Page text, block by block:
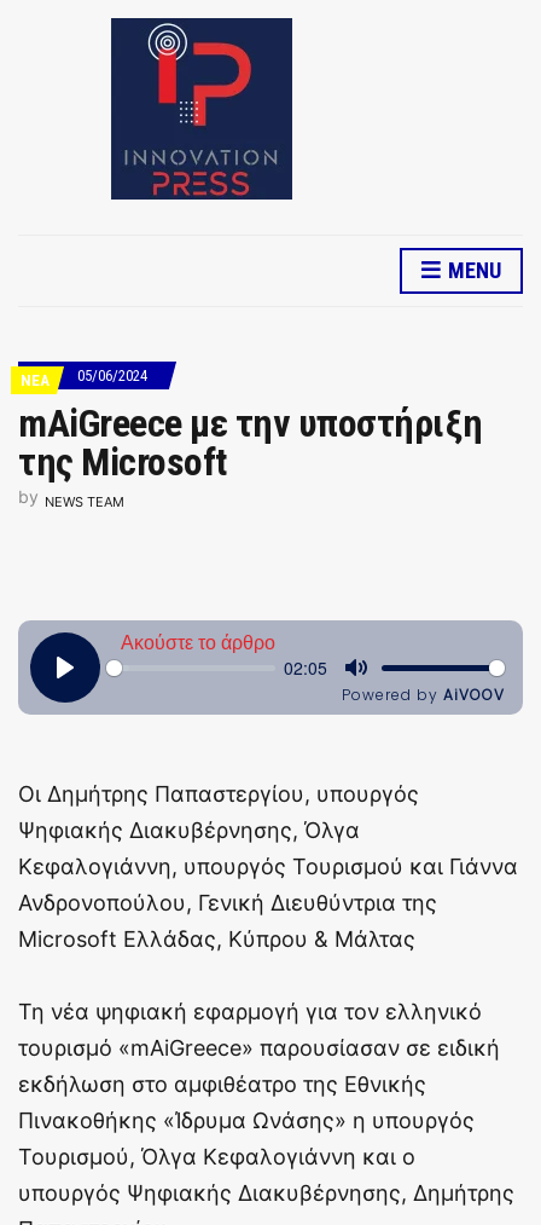
MENU
ΝΕΑ 05/06/2024
mAiGreece με την υποστήριξη
της Microsoft
by NEWS TEAM
Οι Δημήτρης Παπαστεργίου, υπουργός
Ψηφιακής Διακυβέρνησης, Όλγα
Κεφαλογιάννη, υπουργός Τουρισμού και Γιάννα
Ανδρονοπούλου, Γενική Διευθύντρια της
Microsoft Ελλάδας, Κύπρου & Μάλτας
Τη νέα ψηφιακή εφαρμογή για τον ελληνικό
τουρισμό «mAiGreece» παρουσίασαν σε ειδική
εκδήλωση στο αμφιθέατρο της Εθνικής
Πινακοθήκης «Ίδρυμα Ωνάσης» η υπουργός
Τουρισμού, Όλγα Κεφαλογιάννη και ο
υπουργός Ψηφιακής Διακυβέρνησης, Δημήτρης